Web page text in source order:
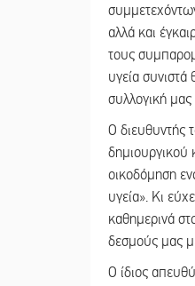
αλλά και
τους
υγεία συνιστά
συλλογική
Ο διευθυντής
δημιουργικού
οικοδόμηση
υγεία». Κι
καθημερινά
δεσμούς μας
Ο ίδιος